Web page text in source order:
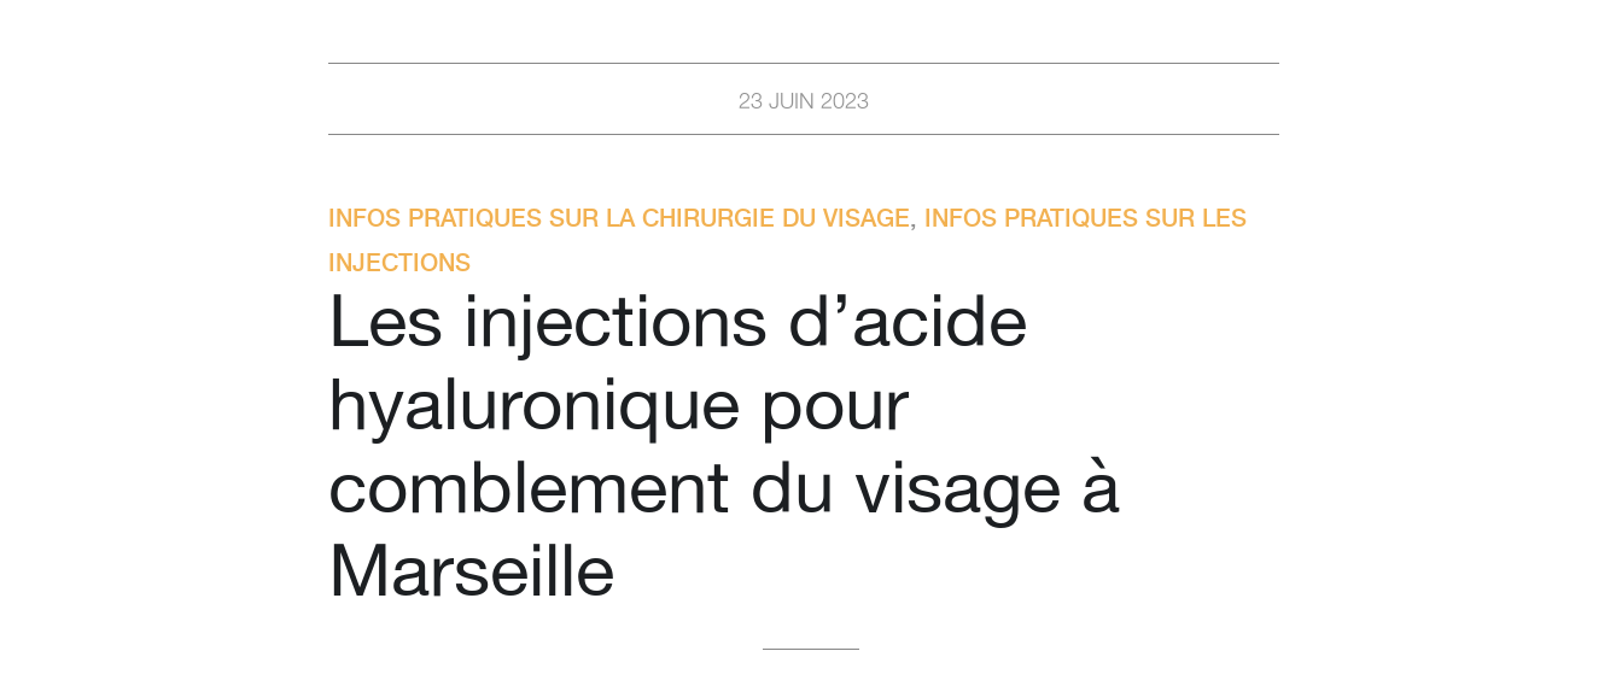
23 JUIN 2023
INFOS PRATIQUES SUR LA CHIRURGIE DU VISAGE, INFOS PRATIQUES SUR LES
INJECTIONS
Les injections d’acide
hyaluronique pour
comblement du visage à
Marseille